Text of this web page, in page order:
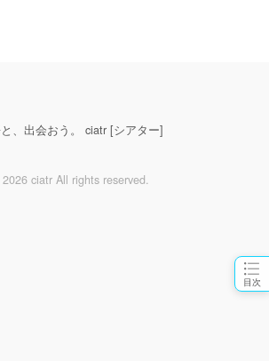
目次
、出会おう。 ciatr [シアター]
ciatr All rights reserved.